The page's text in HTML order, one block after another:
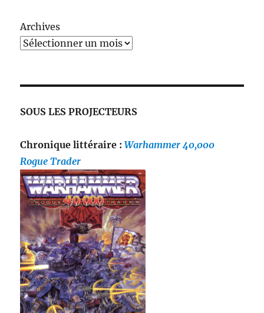
Archives
SOUS LES PROJECTEURS
Chronique littéraire :Warhammer 40,000
Rogue Trader